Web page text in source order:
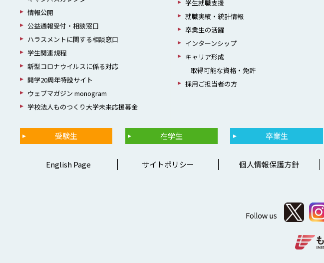
情報公開
公益通報受付・相談窓口
ハラスメントに関する相談窓口
学生関連規程
新型コロナウイルスに係る対応
開学20周年特設サイト
ウェブマガジン monogram
学校法人ものつくり大学未来応援募金
学生就職支援
就職実績・統計情報
卒業生の活躍
インターンシップ
キャリア形成
取得可能な資格・免許
採用ご担当者の方
受験生 在学生 卒業生
English Page サイトポリシー 個人情報保護方針